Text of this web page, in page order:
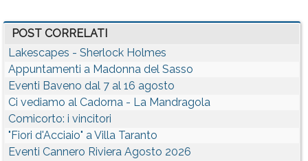
POST CORRELATI
Lakescapes - Sherlock Holmes
Appuntamenti a Madonna del Sasso
Eventi Baveno dal 7 al 16 agosto
Ci vediamo al Cadorna - La Mandragola
Comicorto: i vincitori
"Fiori d'Acciaio" a Villa Taranto
Eventi Cannero Riviera Agosto 2026